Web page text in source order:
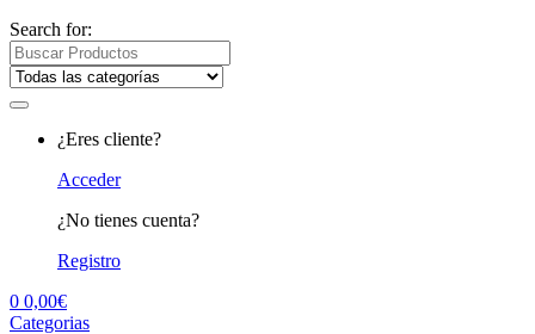
Search for:
¿Eres cliente?
Acceder
¿No tienes cuenta?
Registro
0 0,00€
Categorias